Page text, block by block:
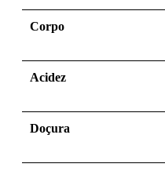
Corpo
Acidez
Doçura